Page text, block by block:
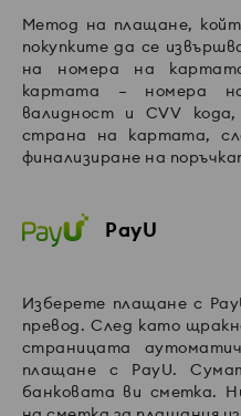
Метод на плащане,
покупките да се
на номера на
картата – номера
валидност и CVV
страна на картата,
финализиране на
PayU
Изберете плащане с
превод. След като
страницата
плащане с PayU.
банковата ви сметка.